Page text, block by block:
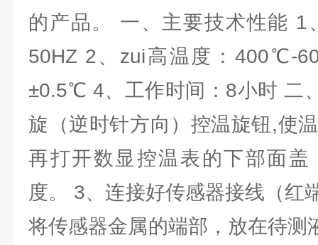
的产品。 一、主要技术性能 1
50HZ 2、zui高温度：400℃-
±0.5℃ 4、工作时间：8小时 二
旋（逆时针方向）控温旋钮,使
再打开数显控温表的下部面盖
度。 3、连接好传感器接线（红
将传感器金属的端部，放在待测